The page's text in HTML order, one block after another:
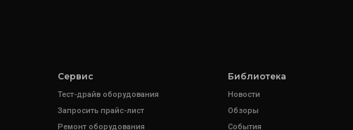
Сервис
Тест-драйв оборудования
Запросить прайс-лист
Ремонт оборудования
Библиотека
Новости
Обзоры
События